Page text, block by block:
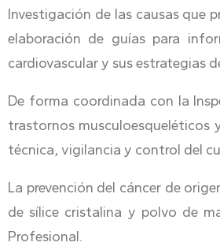
Investigación de las causas que
elaboración de guías para
cardiovascular y sus estrategias
De forma coordinada con la
trastornos musculoesqueléticos
técnica, vigilancia y control del
La prevención del cáncer de
de sílice cristalina y polvo de
Profesional.